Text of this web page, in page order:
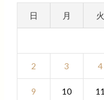
日 月 火
2 3 4
9 10 11